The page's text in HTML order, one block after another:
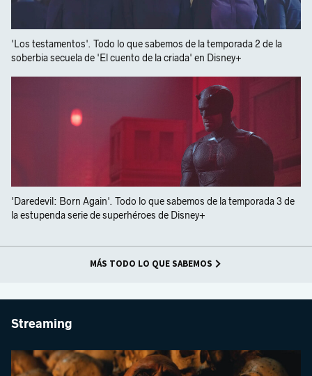
'Los testamentos'. Todo lo que sabemos de la temporada 2 de la
soberbia secuela de 'El cuento de la criada' en Disney+
'Daredevil: Born Again'. Todo lo que sabemos de la temporada 3 de
la estupenda serie de superhéroes de Disney+
MÁS TODO LO QUE SABEMOS
Streaming